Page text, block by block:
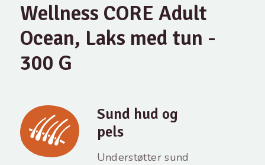
Wellness CORE Adult
Ocean, Laks med tun -
300 G
Sund hud og
pels
Understøtter sund